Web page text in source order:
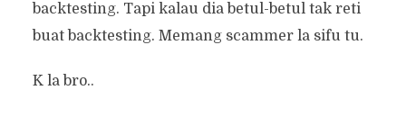
backtesting. Tapi kalau dia betul-betul tak reti
buat backtesting. Memang scammer la sifu tu.
K la bro..